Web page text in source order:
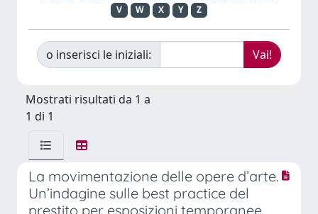
V
W X Y Z
o inserisci le iniziali:
Mostrati risultati da 1 a
1 di 1
La movimentazione delle opere d’arte.
Un’indagine sulle best practice del
prestito per esposizioni temporanee.